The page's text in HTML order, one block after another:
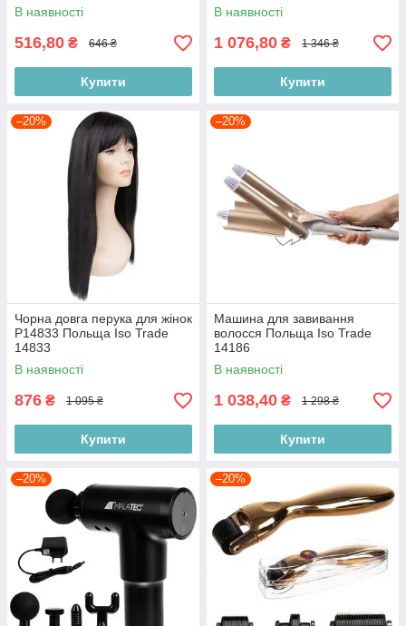
В наявності
516,80 ₴ 646 ₴
Купити
В наявності
1 076,80 ₴ 1 346 ₴
Купити
–20%
Чорна довга перука для жінок
P14833 Польща Iso Trade
14833
В наявності
876 ₴ 1 095 ₴
Купити
–20%
Машина для завивання
волосся Польща Iso Trade
14186
В наявності
1 038,40 ₴ 1 298 ₴
Купити
–20% –20%